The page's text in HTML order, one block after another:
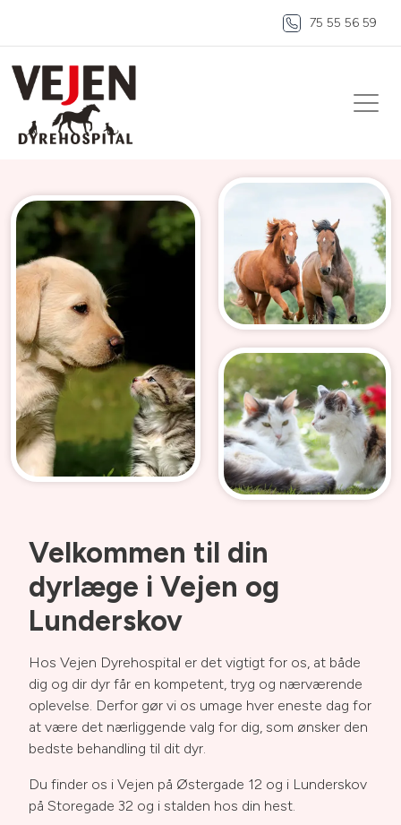
75 55 56 59
Velkommen til din
dyrlæge i Vejen og
Lunderskov
Hos Vejen Dyrehospital er det vigtigt for os, at både
dig og dir dyr får en kompetent, tryg og nærværende
oplevelse. Derfor gør vi os umage hver eneste dag for
at være det nærliggende valg for dig, som ønsker den
bedste behandling til dit dyr.
Du finder os i Vejen på Østergade 12 og i Lunderskov
på Storegade 32 og i stalden hos din hest.